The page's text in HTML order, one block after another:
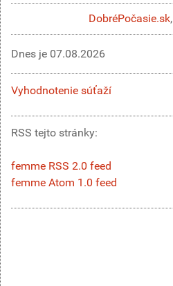
DobréPočasie.sk,
Dnes je 07.08.2026
Vyhodnotenie súťaží
RSS tejto stránky:
femme RSS 2.0 feed
femme Atom 1.0 feed